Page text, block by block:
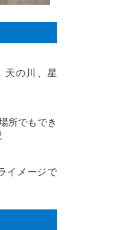
天の川、星
所でもでき
イメージで